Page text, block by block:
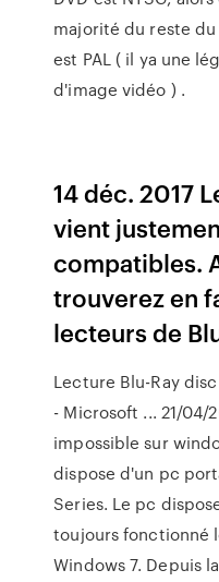
majorité du reste
est PAL ( il ya une
d'image vidéo ) .
14 déc. 2017
vient
compatibles.
trouverez en
lecteurs de
Lecture Blu-Ray
- Microsoft ... 21/04/
impossible sur
dispose d'un pc
Series. Le pc
toujours fonctionné
Windows 7. Depuis